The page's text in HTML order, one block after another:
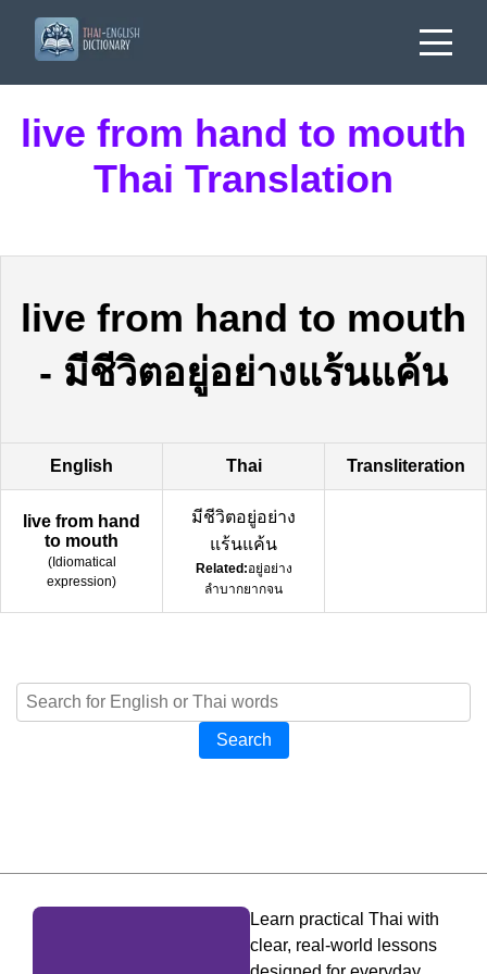
live from hand to mouth
Thai Translation
live from hand to mouth
- มีชีวิตอยู่อย่างแร้นแค้น
English Thai Transliteration
live from hand
to mouth
(Idiomatical
expression)
มีชีวิตอยู่อย่าง
แร้นแค้น
Related:อยู่อย่าง
ลำบากยากจน
Search
Learn practical Thai with
clear, real-world lessons